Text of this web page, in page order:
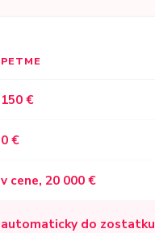
PETME
150 €
0 €
v cene, 20 000 €
automaticky do zostatku